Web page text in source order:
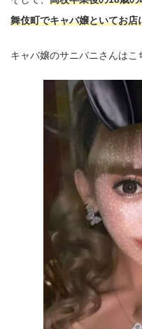
舞伎町でキャバ嬢といてお店
キャバ嬢のサニバニさんはこ